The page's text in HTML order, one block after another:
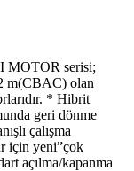
serisi;
m(CBAC) olan
* Hibrit
geri dönme
çalışma
için yeni”çok
açılma/kapanma